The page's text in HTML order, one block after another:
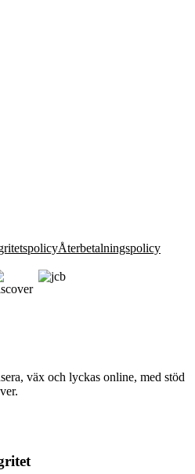
Återbetalningspolicy
väx och lyckas online, med stöd